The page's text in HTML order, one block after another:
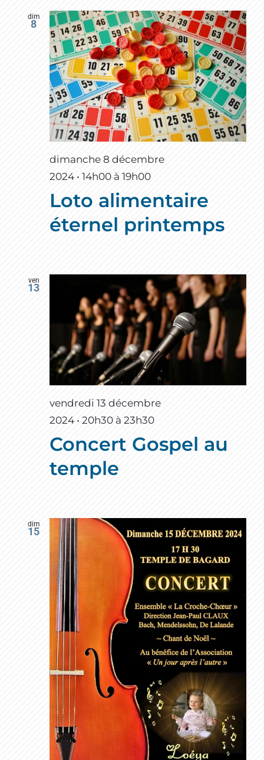
dim
8
dimanche 8 décembre
2024 • 14h00 à 19h00
Loto alimentaire
éternel printemps
ven
13
vendredi 13 décembre
2024 • 20h30 à 23h30
Concert Gospel au
temple
dim
15